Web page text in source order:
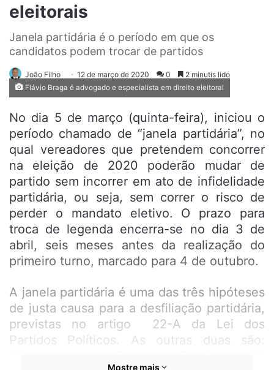
eleitorais
Janela partidária é o período em que os
candidatos podem trocar de partidos
João Filho 12 de março de 2020 0 2 minutis lido
Flávio Braga é advogado e especialista em direito eleitoral
No dia 5 de março (quinta-feira), iniciou o
período chamado de “janela partidária”, no
qual vereadores que pretendem concorrer
na eleição de 2020 poderão mudar de
partido sem incorrer em ato de infidelidade
partidária, ou seja, sem correr o risco de
perder o mandato eletivo. O prazo para
troca de legenda encerra-se no dia 3 de
abril, seis meses antes da realização do
primeiro turno, marcado para 4 de outubro.
A janela partidária é uma das três hipóteses
de justa causa para a desfiliação partidária,
previstas no artigo 22-A da Lei dos
Partidos Políticos. As outras duas são:
Mostre mais